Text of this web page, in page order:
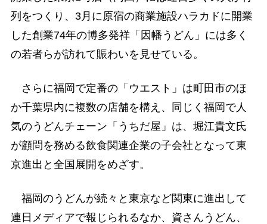
列をつくり、3月に原宿の商業施設ハラカドに開業
した創業74年の博多発祥「因幡うどん」には多く
の若者らが訪れて賑わいを見せている。
さらに福岡で定番の「ウエスト」は町田市のほ
か千葉県内に複数の店舗を構え、同じく福岡で人
気のうどんチェーン「うちだ屋」は、堀江貴文氏
が顧問を務める飲食関連企業の子会社となって東
京進出と全国展開をめざす。
福岡のうどんが続々と東京など関東に進出して
連日メディアで報じられるなか、資さんうどん、